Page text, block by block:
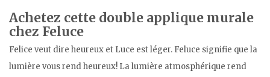
Achetez cette double applique murale
chez Feluce
Felice veut dire heureux et Luce est léger. Feluce signifie que la
lumière vous rend heureux! La lumière atmosphérique rend